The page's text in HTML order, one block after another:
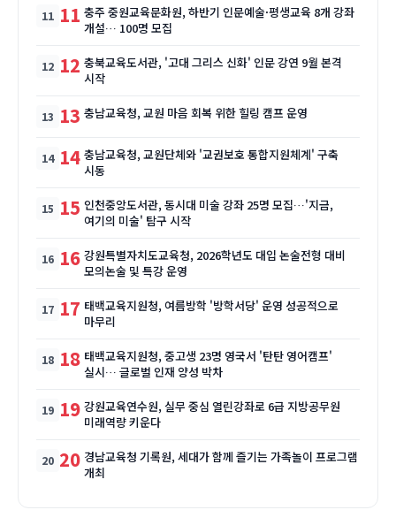
11 충주 중원교육문화원, 하반기 인문예술·평생교육 8개 강좌
개설… 100명 모집
12 충북교육도서관, '고대 그리스 신화' 인문 강연 9월 본격
시작
13 충남교육청, 교원 마음 회복 위한 힐링 캠프 운영
14 충남교육청, 교원단체와 '교권보호 통합지원체계' 구축
시동
15 인천중앙도서관, 동시대 미술 강좌 25명 모집…'지금,
여기의 미술' 탐구 시작
16 강원특별자치도교육청, 2026학년도 대입 논술전형 대비
모의논술 및 특강 운영
17 태백교육지원청, 여름방학 '방학서당' 운영 성공적으로
마무리
18 태백교육지원청, 중고생 23명 영국서 '탄탄 영어캠프'
실시… 글로벌 인재 양성 박차
19 강원교육연수원, 실무 중심 열린강좌로 6급 지방공무원
미래역량 키운다
20 경남교육청 기록원, 세대가 함께 즐기는 가족놀이 프로그램
개최